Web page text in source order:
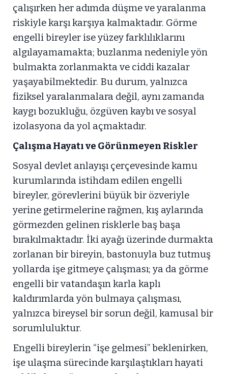
çalışırken her adımda düşme ve yaralanma
riskiyle karşı karşıya kalmaktadır. Görme
engelli bireyler ise yüzey farklılıklarını
algılayamamakta; buzlanma nedeniyle yön
bulmakta zorlanmakta ve ciddi kazalar
yaşayabilmektedir. Bu durum, yalnızca
fiziksel yaralanmalara değil, aynı zamanda
kaygı bozukluğu, özgüven kaybı ve sosyal
izolasyona da yol açmaktadır.
Çalışma Hayatı ve Görünmeyen Riskler
Sosyal devlet anlayışı çerçevesinde kamu
kurumlarında istihdam edilen engelli
bireyler, görevlerini büyük bir özveriyle
yerine getirmelerine rağmen, kış aylarında
görmezden gelinen risklerle baş başa
bırakılmaktadır. İki ayağı üzerinde durmakta
zorlanan bir bireyin, bastonuyla buz tutmuş
yollarda işe gitmeye çalışması; ya da görme
engelli bir vatandaşın karla kaplı
kaldırımlarda yön bulmaya çalışması,
yalnızca bireysel bir sorun değil, kamusal bir
sorumluluktur.
Engelli bireylerin “işe gelmesi” beklenirken,
işe ulaşma sürecinde karşılaştıkları hayati